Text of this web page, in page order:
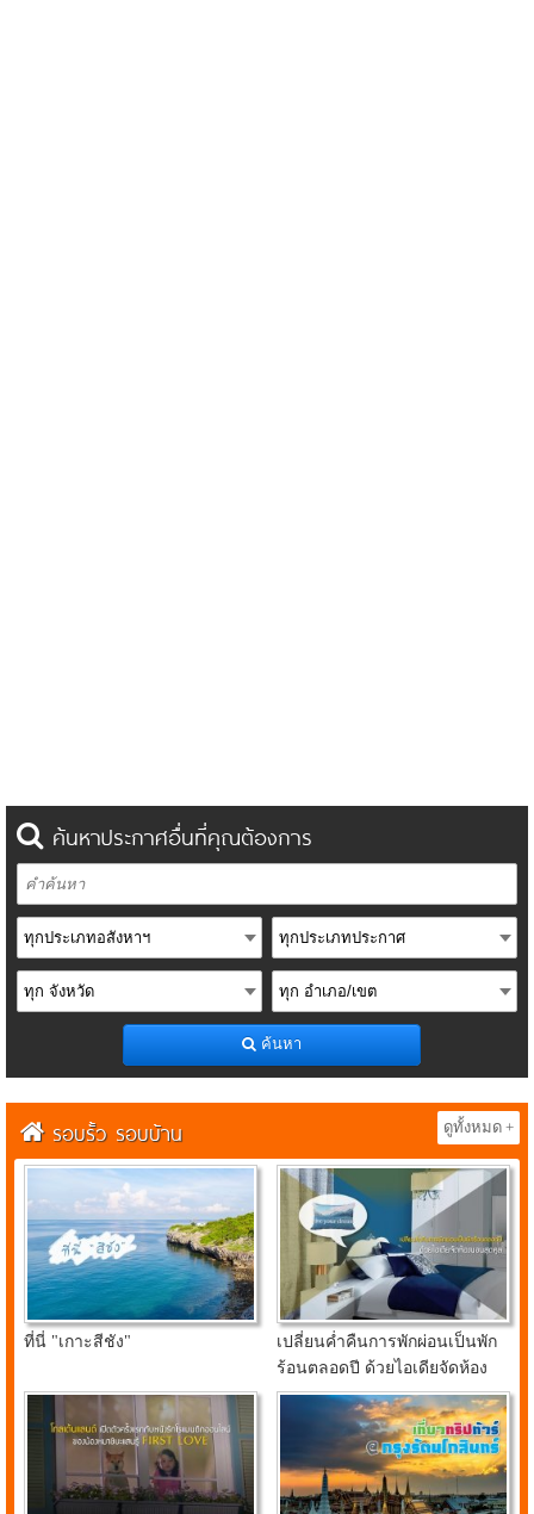
ค้นหาประกาศอื่นที่คุณต้องการ
ค้นหา
รอบรั้ว รอบบ้าน ดูทั้งหมด +
ที่นี่ "เกาะสีชัง"
เปลี่ยนค่ำคืนการพักผ่อนเป็นพัก
ร้อนตลอดปี ด้วยไอเดียจัดห้อง
นอนสุดคูลจาก อินเด็กซ์ ลิฟวิ่ง